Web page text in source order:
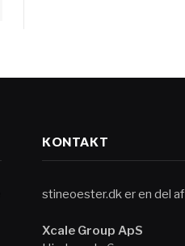
KONTAKT
stineoester.dk er en del af
Xcale Group ApS